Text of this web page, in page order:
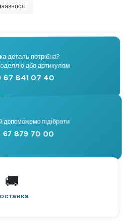
🔧
запчастин
яка деталь потрібна?
моделлю або артикулом
67 841 07 40
📞
допоможемо підібрати
67 879 70 00
🚚Україні
Пошта